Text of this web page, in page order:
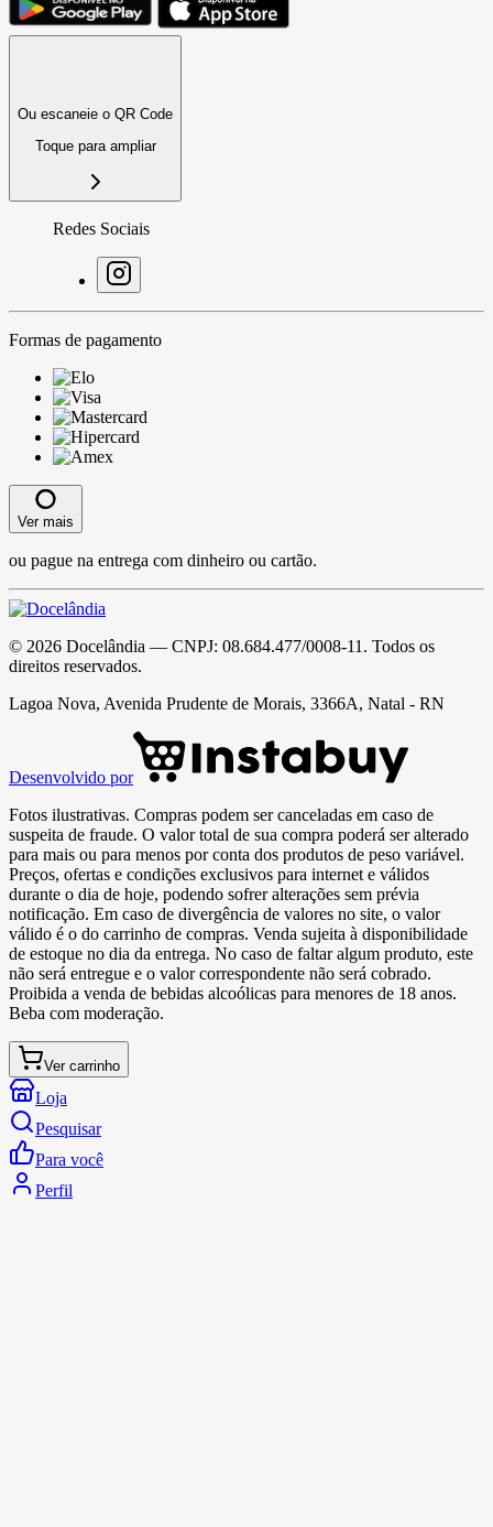
Ou escaneie o QR Code
Toque para ampliar
Redes Sociais
Formas de pagamento
Ver mais
ou pague na entrega com dinheiro ou cartão.
© 2026 Docelândia — CNPJ: 08.684.477/0008-11 . Todos os
direitos reservados.
Lagoa Nova, Avenida Prudente de Morais, 3366A, Natal - RN
Desenvolvido por
Fotos ilustrativas. Compras podem ser canceladas em caso de
suspeita de fraude. O valor total de sua compra poderá ser alterado
para mais ou para menos por conta dos produtos de peso variável.
Preços, ofertas e condições exclusivos para internet e válidos
durante o dia de hoje, podendo sofrer alterações sem prévia
notificação. Em caso de divergência de valores no site, o valor
válido é o do carrinho de compras. Venda sujeita à disponibilidade
de estoque no dia da entrega. No caso de faltar algum produto, este
não será entregue e o valor correspondente não será cobrado.
Proibida a venda de bebidas alcoólicas para menores de 18 anos.
Beba com moderação.
Ver carrinho
Loja
Pesquisar
Para você
Perfil